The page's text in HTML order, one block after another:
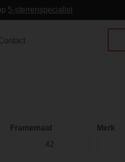
5-sterrenspecialist
Framemaat
42
Merk